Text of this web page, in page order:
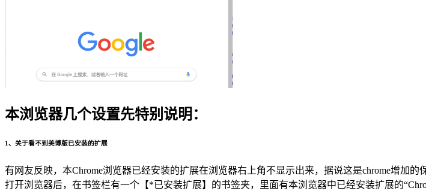
本浏览器几个设置先特别说明：
1、关于看不到美博版已安装的扩展
有网友反映，本Chrome浏览器已经安装的扩展在浏览器右上角不显示出来，据说这是chrome增加的
打开浏览器后，在书签栏有一个【*已安装扩展】的书签夹，里面有本浏览器中已经安装扩展的